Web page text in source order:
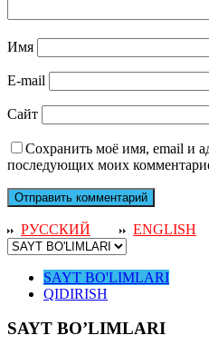
Имя
E-mail
Сайт
Сохранить моё имя, email и
последующих моих
РУССКИЙ ENGLISH
SAYT BO'LIMLARI
QIDIRISH
SAYT BO’LIMLARI